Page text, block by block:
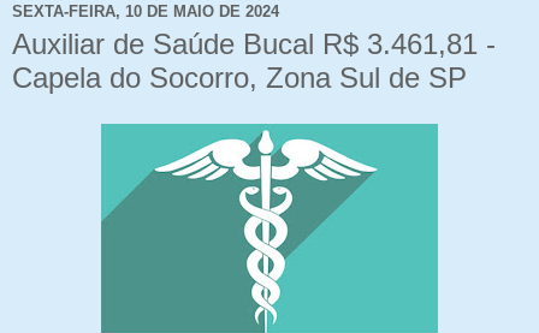
SEXTA-FEIRA, 10 DE MAIO DE 2024
Auxiliar de Saúde Bucal R$ 3.461,81 -
Capela do Socorro, Zona Sul de SP